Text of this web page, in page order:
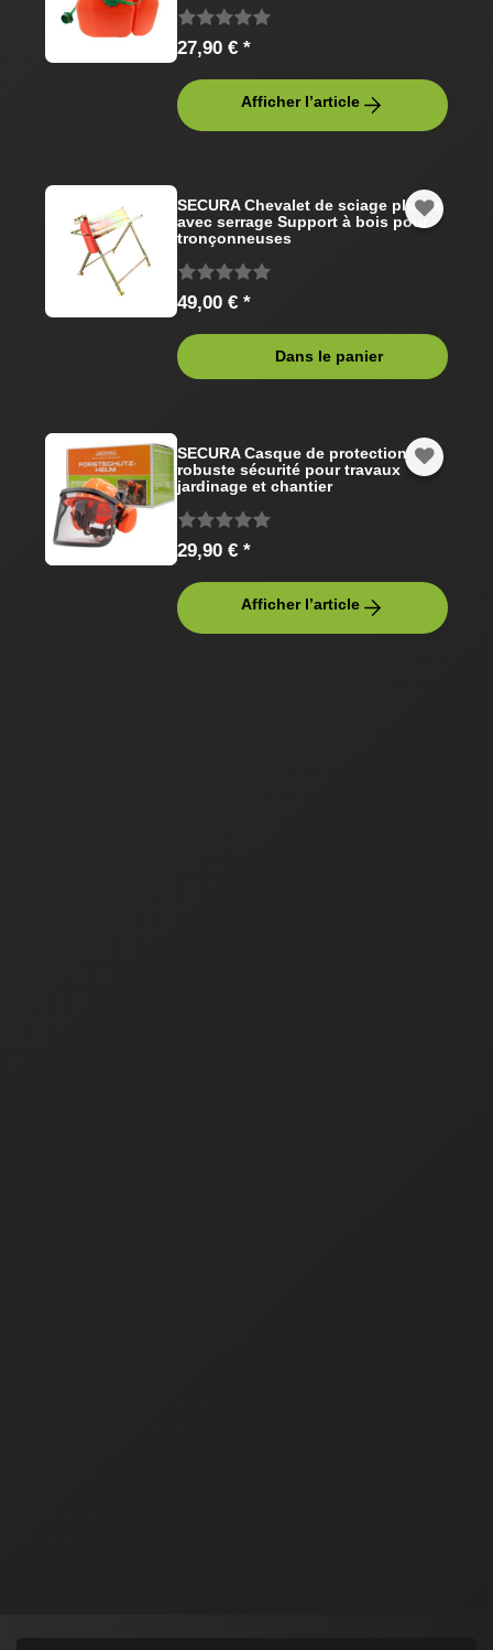
27,90 € *
Afficher l’article
SECURA Chevalet de sciage pliable
avec serrage Support à bois pour
tronçonneuses
49,00 € *
Dans le panier
SECURA Casque de protection
robuste sécurité pour travaux
jardinage et chantier
29,90 € *
Afficher l’article